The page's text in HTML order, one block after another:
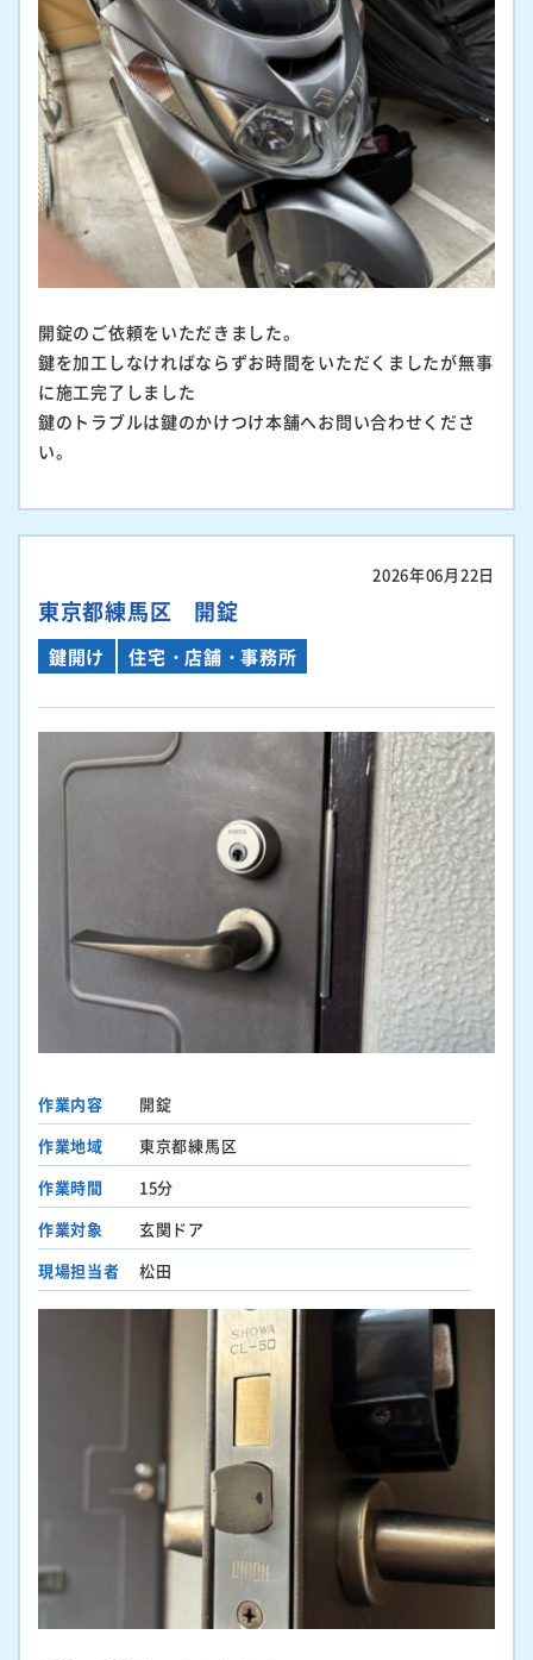
開錠のご依頼をいただきました。
鍵を加工しなければならずお時間をいただくましたが無事
に施工完了しました
鍵のトラブルは鍵のかけつけ本舗へお問い合わせくださ
い。
2026年06月22日
東京都練馬区 開錠
鍵開け 住宅・店舗・事務所
作業内容
開錠
作業地域
東京都練馬区
作業時間
15分
作業対象
玄関ドア
現場担当者
松田